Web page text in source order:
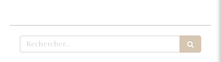
Rechercher